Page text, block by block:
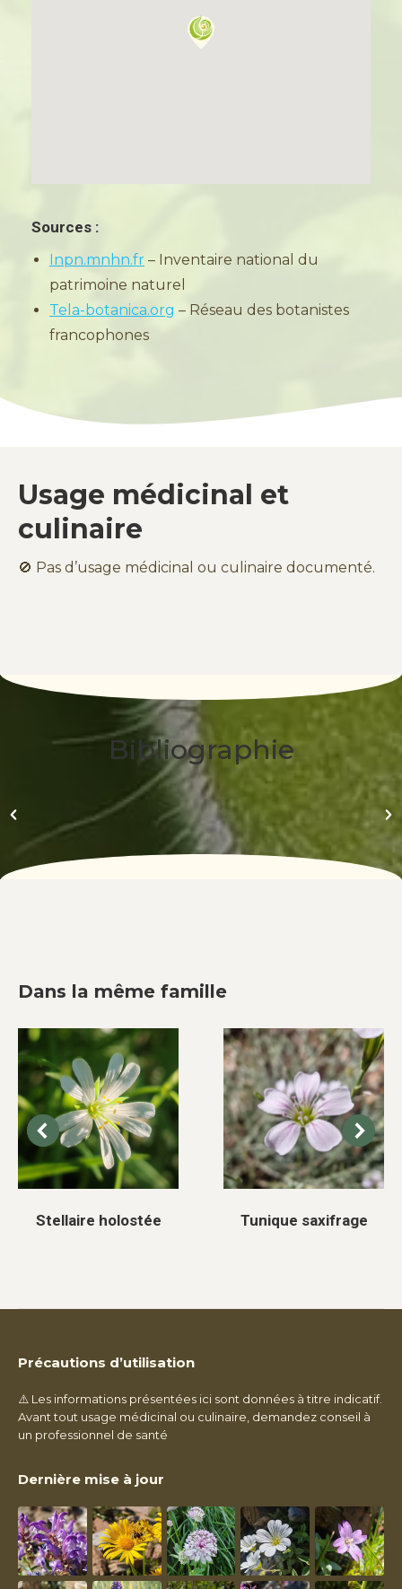
Sources :
Inpn.mnhn.fr – Inventaire national du
patrimoine naturel
Tela-botanica.org – Réseau des botanistes
francophones
Usage médicinal et
culinaire
🚫 Pas d’usage médicinal ou culinaire documenté.
Bibliographie
Dans la même famille
Stellaire holostée Tunique saxifrage
Précautions d’utilisation
⚠️ Les informations présentées ici sont données à titre indicatif.
Avant tout usage médicinal ou culinaire, demandez conseil à
un professionnel de santé
Dernière mise à jour